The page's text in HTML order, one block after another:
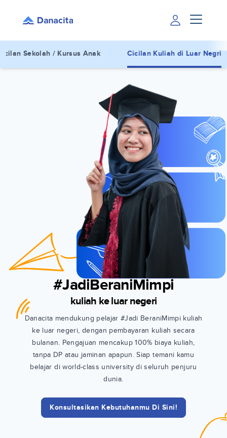
Sekolah / Kursus Anak Cicilan Kuliah di Luar Negri
#JadiBeraniMimpi
kuliah ke luar negeri
Danacita mendukung pelajar #Jadi BeraniMimpi kuliah
ke luar negeri, dengan pembayaran kuliah secara
bulanan. Pengajuan mencakup 100% biaya kuliah,
tanpa DP atau jaminan apapun. Siap temani kamu
belajar di world-class university di seluruh penjuru
dunia.
Konsultasikan Kebutuhanmu Di Sini!